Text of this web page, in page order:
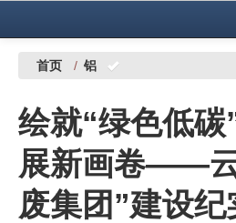
中国有色金属报社主办
铜镍铅锌
铝
稀有稀土
首页 / 铝
绘就“绿色低碳
展新画卷——
废集团”建设纪